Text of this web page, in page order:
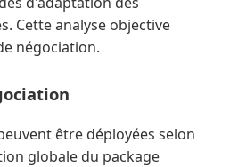
Cette analyse objective
négociation.
être déployées selon
globale du package